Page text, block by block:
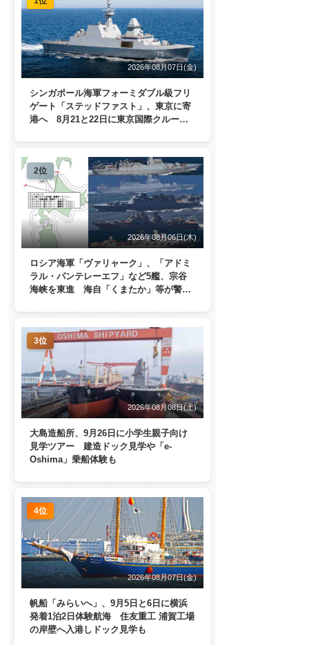
2026年08月07日(金)
シンガポール海軍フォーミダブル級フリ
ゲート「ステッドファスト」、東京に寄
港へ 8月21と22日に東京国際クルーズ
2位
2026年08月06日(木)
ロシア海軍「ヴァリャーク」、「アドミ
ラル・パンテレーエフ」など5艦、宗谷
海峡を東進 海自「くまたか」等が警戒
3位
2026年08月08日(土)
大島造船所、9月26日に小学生親子向け
見学ツアー 建造ドック見学や「e-
Oshima」乗船体験も
4位
2026年08月07日(金)
帆船「みらいへ」、9月5日と6日に横浜
発着1泊2日体験航海 住友重工 浦賀工場
の岸壁へ入港しドック見学も